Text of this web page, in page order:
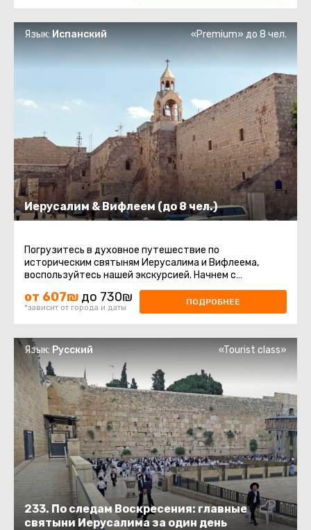
Иерусалим & Вифлеем (до 8 чел.)
Язык: Испанский «Premium» до 8 чел.
Погрузитесь в духовное путешествие по
историческим святыням Иерусалима и Вифлеема,
воспользуйтесь нашей экскурсией. Начнем с
Масличной горы, где вы сможете насладиться ...
от 607₪ до 730₪
*зависит от города и даты
ПОДРОБНЕЕ
233. По следам Воскресения: главные
святыни Иерусалима за один день
Язык: Русский «Tourist class»